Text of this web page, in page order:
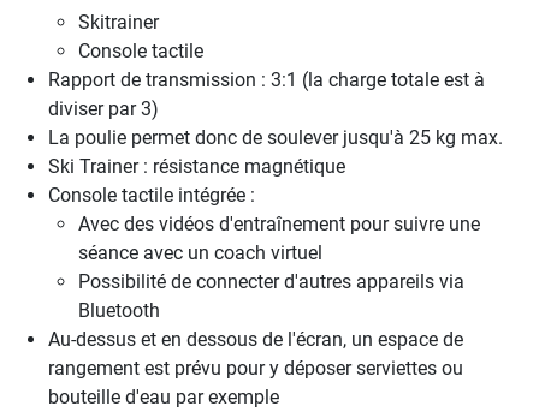
Skitrainer
Console tactile
Rapport de transmission : 3:1 (la charge totale est à
diviser par 3)
La poulie permet donc de soulever jusqu'à 25 kg max.
Ski Trainer : résistance magnétique
Console tactile intégrée :
Avec des vidéos d'entraînement pour suivre une
séance avec un coach virtuel
Possibilité de connecter d'autres appareils via
Bluetooth
Au-dessus et en dessous de l'écran, un espace de
rangement est prévu pour y déposer serviettes ou
bouteille d'eau par exemple